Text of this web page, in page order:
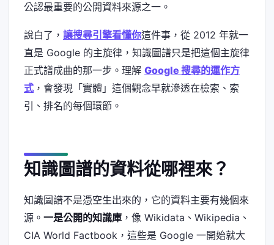
公認最重要的公開資料來源之一。
說白了， 讓搜尋引擎看懂你這件事，從 2012 年就一
直是 Google 的主旋律，知識圖譜只是把這個主旋律
正式譜成曲的那一步。理解 Google 搜尋的運作方
式 ，會發現「實體」這個觀念早就滲透在檢索、索
引、排名的每個環節。
知識圖譜的資料從哪裡來？
知識圖譜不是憑空生出來的，它的資料主要有幾個來
源。 一是公開的知識庫 ，像 Wikidata、Wikipedia、
CIA World Factbook，這些是 Google 一開始就大